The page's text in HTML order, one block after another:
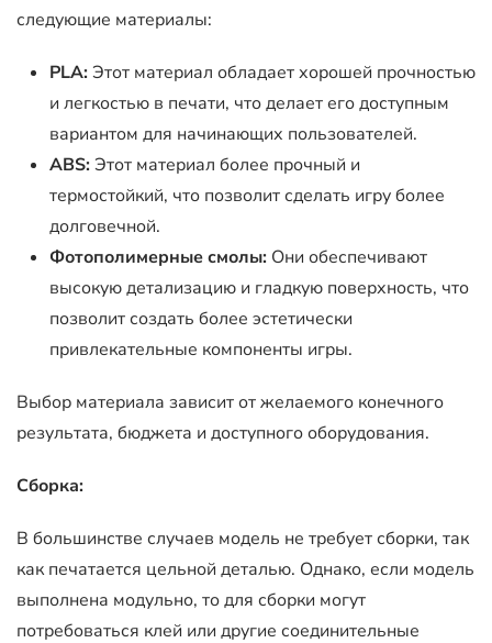
следующие материалы:
PLA:Этот материал обладает хорошей прочностью
и легкостью в печати, что делает его доступным
вариантом для начинающих пользователей.
ABS:Этот материал более прочный и
термостойкий, что позволит сделать игру более
долговечной.
Фотополимерные смолы: Они обеспечивают
высокую детализацию и гладкую поверхность, что
позволит создать более эстетически
привлекательные компоненты игры.
Выбор материала зависит от желаемого конечного
результата, бюджета и доступного оборудования.
Сборка:
В большинстве случаев модель не требует сборки, так
как печатается цельной деталью. Однако, если модель
выполнена модульно, то для сборки могут
потребоваться клей или другие соединительные